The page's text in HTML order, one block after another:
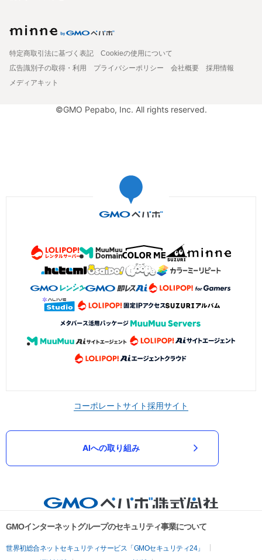
特定商取引法に基づく表記
Cookieの使用について
広告識別子の取得・利用
プライバシーポリシー 会社概要
採用情報
メディアキット
©GMO Pepabo, Inc. All rights reserved.
コーポレートサイト採用サイト
AIへの取り組み
GMOインターネットグループのセキュリティ事業について
世界初総合ネットセキュリティサービス「GMOセキュリティ24」